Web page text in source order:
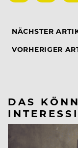
NÄCHSTER
VORHERIGER
DAS